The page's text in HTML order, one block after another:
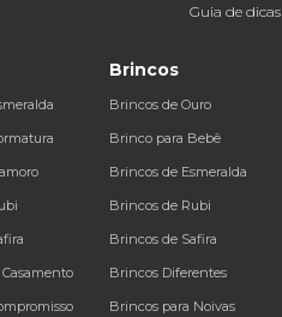
Guia de dicas
Brincos
Brincos de Ouro
Brinco para Bebê
Brincos de Esmeralda
Brincos de Rubi
Brincos de Safira
Brincos Diferentes
Brincos para Noivas